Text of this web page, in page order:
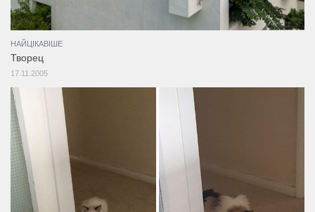
НАЙЦІКАВІШЕ
Творец
17.11.2005